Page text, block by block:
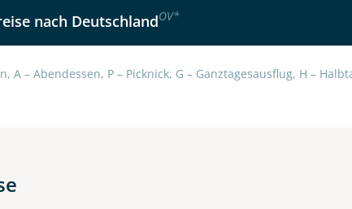
nach DeutschlandOV*
A – Abendessen, P – Picknick, G – Ganztagesausflug, H –